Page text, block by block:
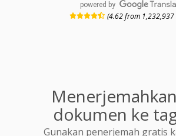
powered by
(4.62 from 1,232,937
dokumen ke
Gunakan penerjemah gratis